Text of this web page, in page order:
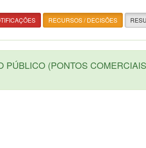
RECURSOS / DECISÕES
PÚBLICO (PONTOS